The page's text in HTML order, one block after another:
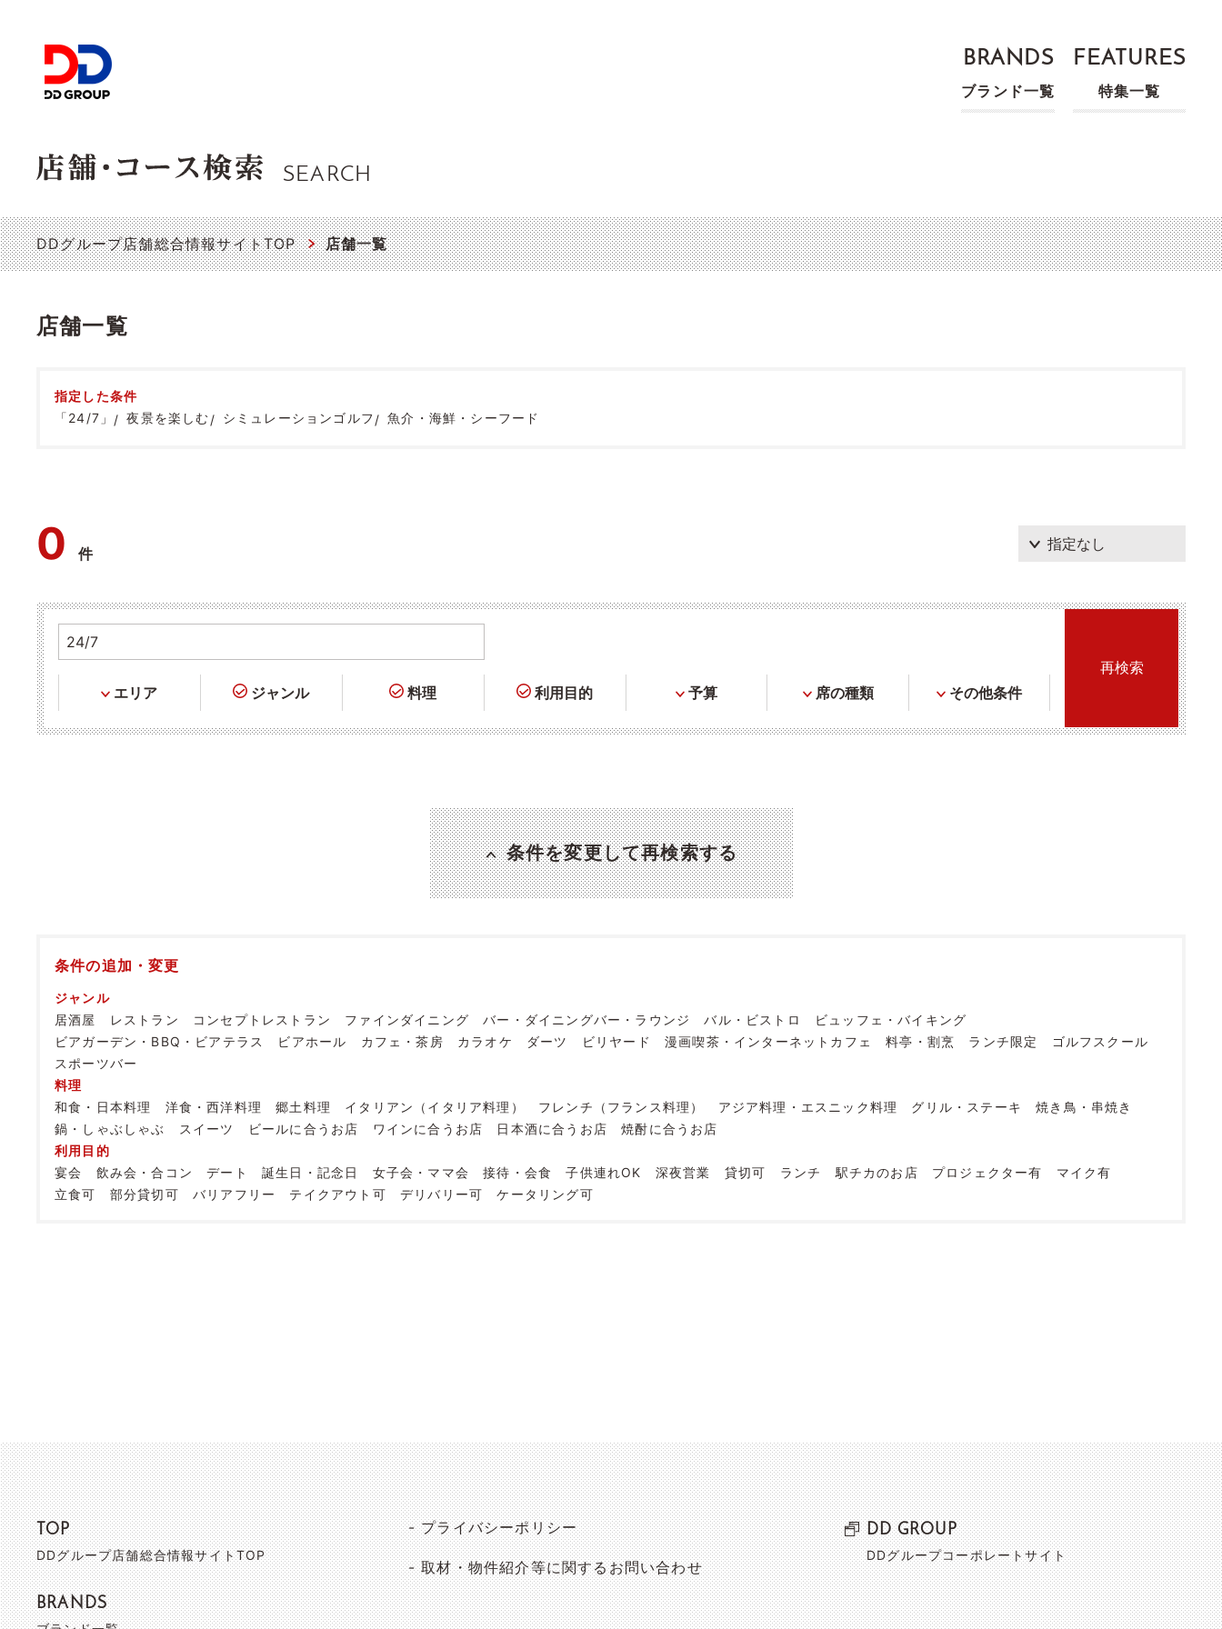
BRANDS
ブランド一覧
FEATURES
特集一覧
SEARCH
DDグループ店舗総合情報サイトTOP 店舗一覧
店舗一覧
指定した条件
「24/7」
夜景を楽しむ シミュレーションゴルフ 魚介・海鮮・シーフード
0件
エリア ジャンル 料理 利用目的 予算 席の種類 その他条件
条件を変更して再検索する
条件の追加・変更
ジャンル
居酒屋
レストラン コンセプトレストラン ファインダイニング バー・ダイニングバー・ラウンジ バル・ビストロ
ビュッフェ・バイキング
ビアガーデン・BBQ・ビアテラス
ビアホール カフェ・茶房 カラオケ ダーツ ビリヤード 漫画喫茶・インターネットカフェ 料亭・割烹 ランチ限定
ゴルフスクール
スポーツバー
料理
和食・日本料理
洋食・西洋料理 郷土料理 イタリアン（イタリア料理） フレンチ（フランス料理） アジア料理・エスニック料理 グリル・ステーキ
焼き鳥・串焼き
鍋・しゃぶしゃぶ
スイーツ ビールに合うお店 ワインに合うお店 日本酒に合うお店
焼酎に合うお店
利用目的
宴会
飲み会・合コン デート 誕生日・記念日 女子会・ママ会 接待・会食 子供連れOK 深夜営業 貸切可 ランチ 駅チカのお店 プロジェクター有
マイク有
立食可
部分貸切可 バリアフリー テイクアウト可 デリバリー可 ケータリング可
TOP
DDグループ店舗総合情報サイトTOP
BRANDS
プライバシーポリシー
取材・物件紹介等に関するお問い合わせ
DD GROUP
DDグループコーポレートサイト